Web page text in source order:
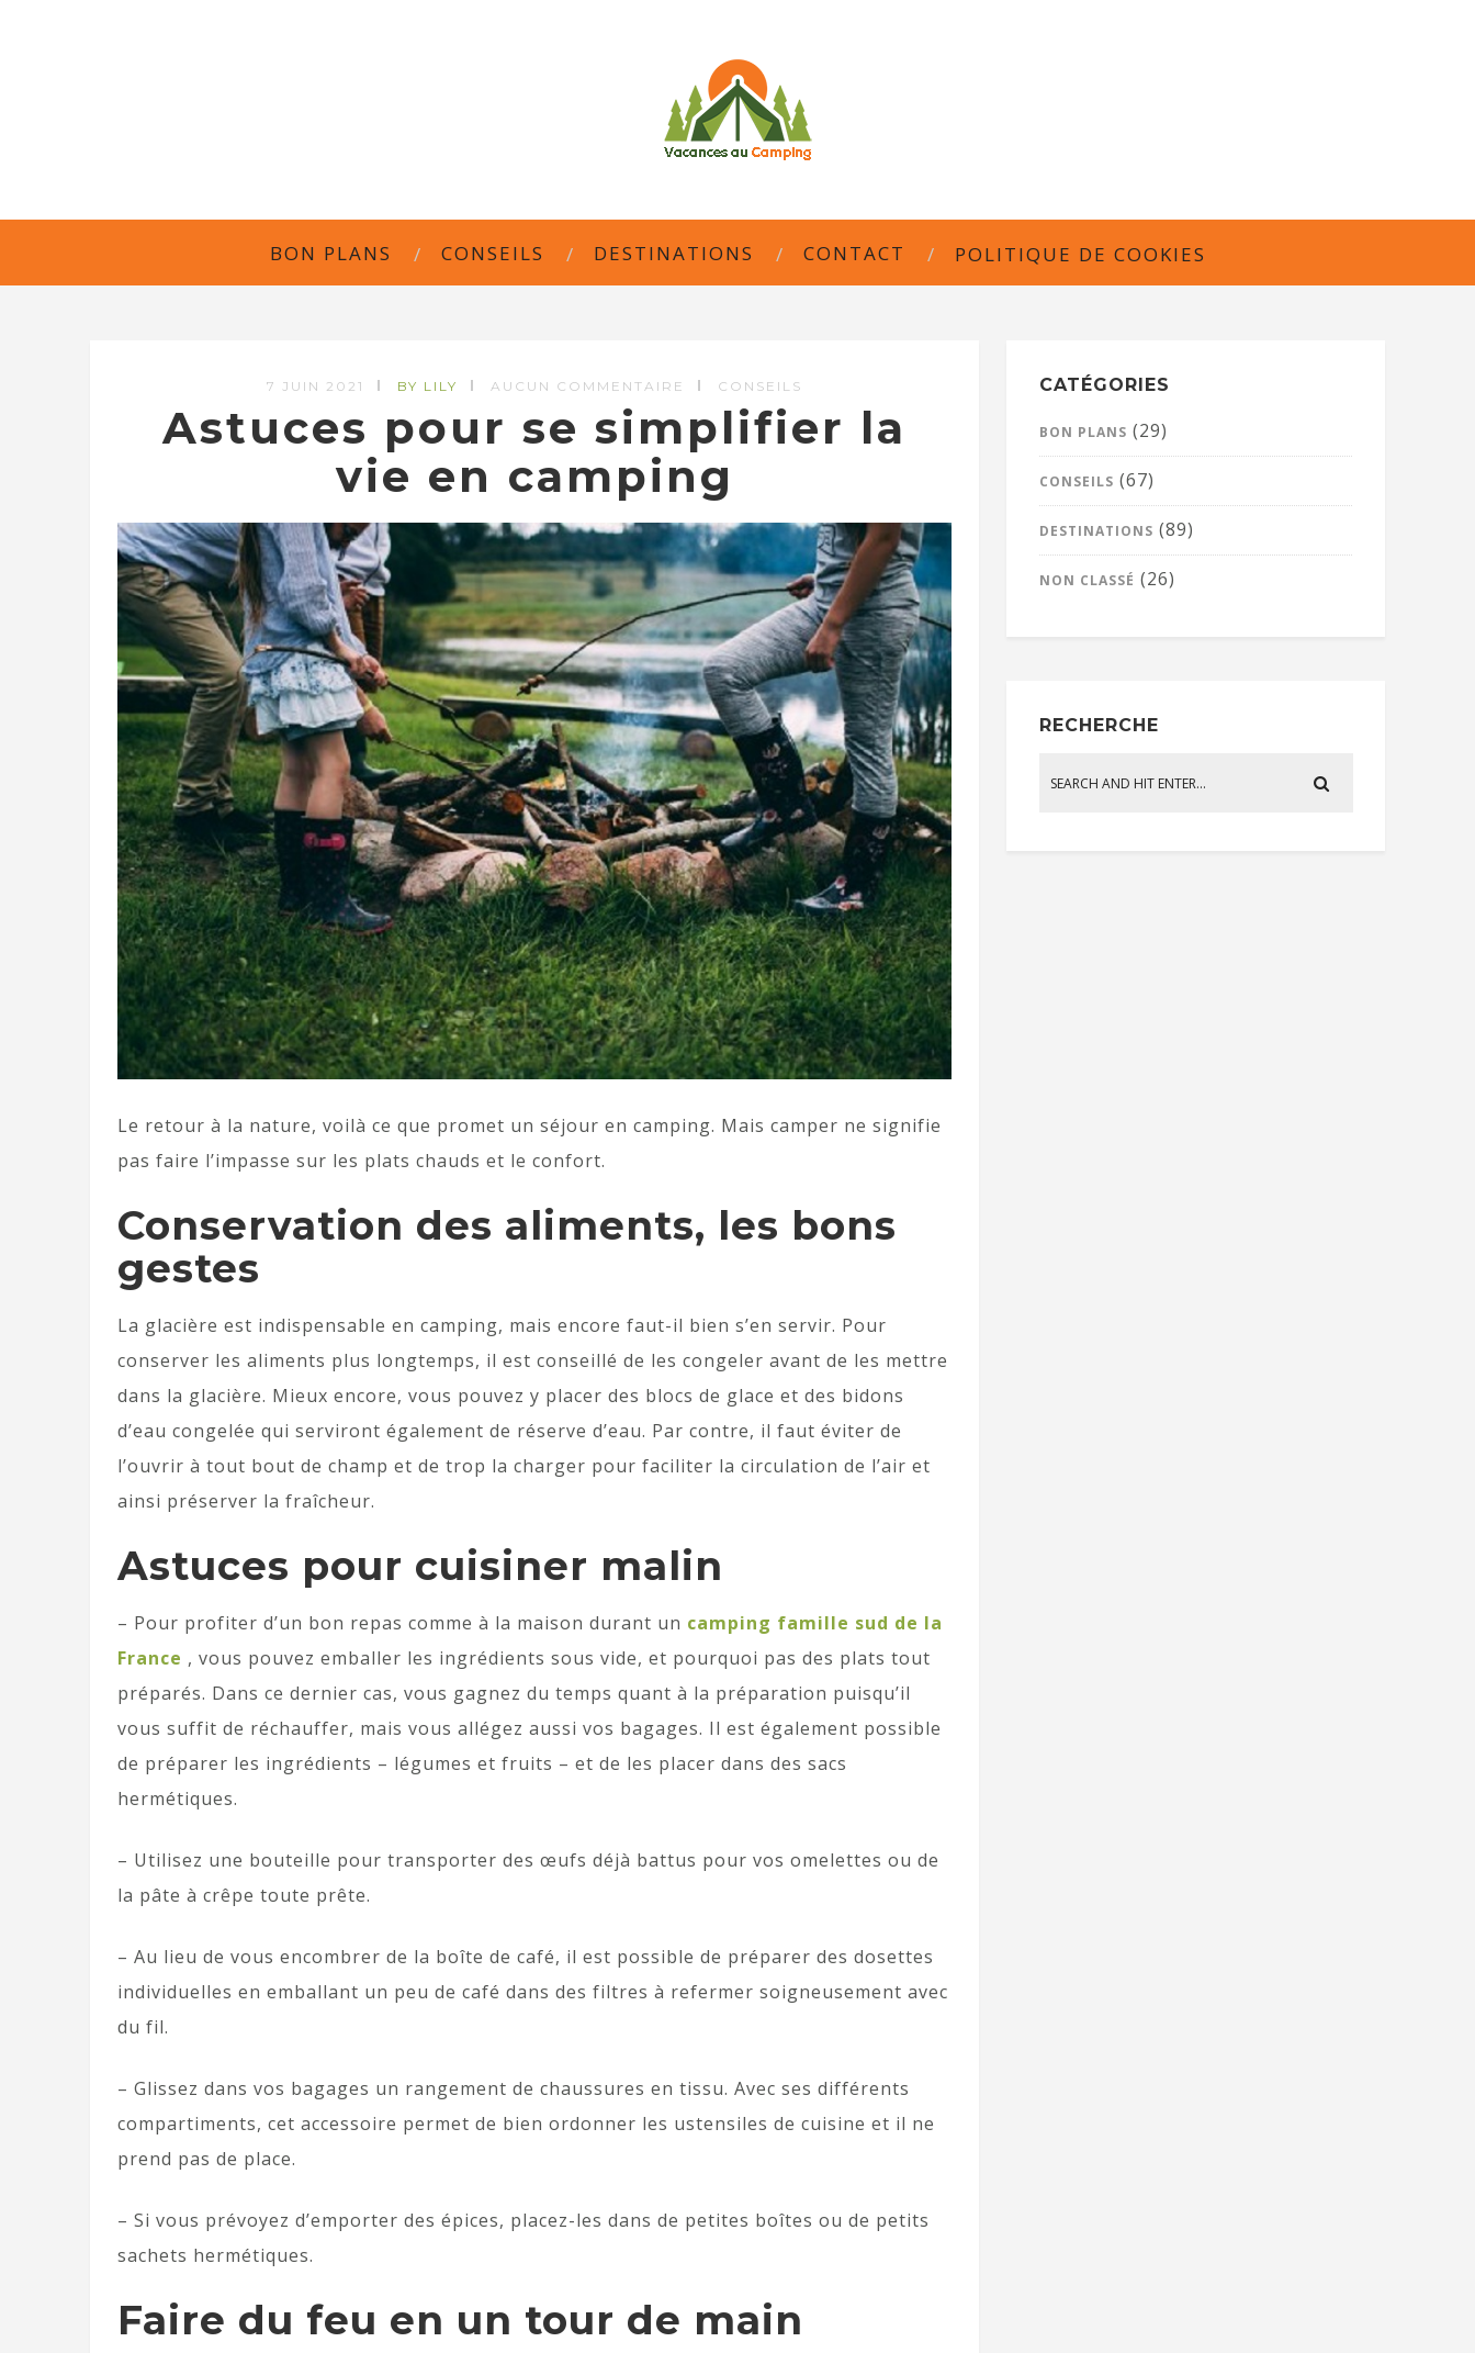
BON PLANS CONSEILS DESTINATIONS CONTACT POLITIQUE DE COOKIES
7 JUIN 2021 BY LILY AUCUN COMMENTAIRE CONSEILS
Astuces pour se simplifier la
vie en camping
Le retour à la nature, voilà ce que promet un séjour en camping. Mais camper ne signifie
pas faire l’impasse sur les plats chauds et le confort.
Conservation des aliments, les bons
gestes
La glacière est indispensable en camping, mais encore faut-il bien s’en servir. Pour
conserver les aliments plus longtemps, il est conseillé de les congeler avant de les mettre
dans la glacière. Mieux encore, vous pouvez y placer des blocs de glace et des bidons
d’eau congelée qui serviront également de réserve d’eau. Par contre, il faut éviter de
l’ouvrir à tout bout de champ et de trop la charger pour faciliter la circulation de l’air et
ainsi préserver la fraîcheur.
Astuces pour cuisiner malin
– Pour profiter d’un bon repas comme à la maison durant un camping famille sud de la
France , vous pouvez emballer les ingrédients sous vide, et pourquoi pas des plats tout
préparés. Dans ce dernier cas, vous gagnez du temps quant à la préparation puisqu’il
vous suffit de réchauffer, mais vous allégez aussi vos bagages. Il est également possible
de préparer les ingrédients – légumes et fruits – et de les placer dans des sacs
hermétiques.
– Utilisez une bouteille pour transporter des œufs déjà battus pour vos omelettes ou de
la pâte à crêpe toute prête.
– Au lieu de vous encombrer de la boîte de café, il est possible de préparer des dosettes
individuelles en emballant un peu de café dans des filtres à refermer soigneusement avec
du fil.
– Glissez dans vos bagages un rangement de chaussures en tissu. Avec ses différents
compartiments, cet accessoire permet de bien ordonner les ustensiles de cuisine et il ne
prend pas de place.
– Si vous prévoyez d’emporter des épices, placez-les dans de petites boîtes ou de petits
sachets hermétiques.
Faire du feu en un tour de main
CATÉGORIES
BON PLANS (29)
CONSEILS (67)
DESTINATIONS (89)
NON CLASSÉ (26)
RECHERCHE